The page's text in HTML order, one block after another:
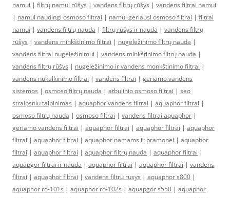
namui | filtrų namui rūšys | vandens filtrų rūšys | vandens filtrai namui
| namui naudingi osmoso filtrai | namui geriausi osmoso filtrai | filtrai
namui | vandens filtrų nauda | filtrų rūšys ir nauda | vandens filtrų
rūšys | vandens minkštinimo filtrai | nugeležinimo filtrų nauda |
vandens filtrai nugeležinimui | vandens minkštinimo filtrų nauda |
vandens filtrų rūšys | nugeležinimo ir vandens monkštinimo filtrai |
vandens nukalkinimo filtrai | vandens filtrai | geriamo vandens
sistemos | osmoso filtrų nauda | atbulinio osmoso filtrai | seo
straipsniu talpinimas | aquaphor vandens filtrai | aquaphor filtrai |
osmoso filtrų nauda | osmoso filtrai | vandens filtrai aquaphor |
geriamo vandens filtrai | aquaphor filtrai | aquaphor filtrai | aquaphor
filtrai | aquaphor filtrai | aquaphor namams ir pramonei | aquaphor
filtrai | aquaphor filtrai | aquaphor filtrų nauda | aquaphor filtrai |
aquapgor filtrai ir nauda | aquaphor filtrai | aquaphor filtrai | vandens
filtrai | aquaphor filtrai | vandens filtru rusys | aquaphor s800 |
aquaphor ro-101s | aquaphor ro-102s | aquapgor s550 | aquaphor